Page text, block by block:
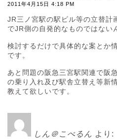
2011年4月15日 4:18 PM
JR三ノ宮駅の駅ビル等の立替計
でJR側の自発的なものではない
検討するだけで具体的な案とか
です。
あと問題の阪急三宮駅関連で阪
の乗り入れ及び駅舎立替え等新
教えて欲しいです。
しん＠こべるん より: